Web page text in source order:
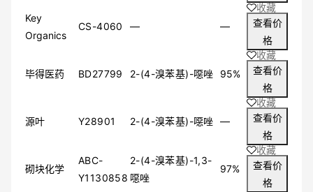
≥65%
≥81%
≥70%
≥96%
≥49%
Key
Organics
CS-4060 — —
收藏
查看价
格
毕得医药 BD27799 2-(4-溴苯基)-噁唑 95%
收藏
查看价
格
源叶 Y28901 2-(4-溴苯基)-噁唑 —
收藏
查看价
格
砌块化学
ABC-
Y1130858
2-(4-溴苯基)-1,3-
噁唑
97%
收藏
查看价
格